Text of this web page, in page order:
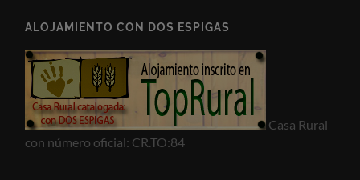
ALOJAMIENTO CON DOS ESPIGAS
Casa Rural
con número oficial: CR.TO:84